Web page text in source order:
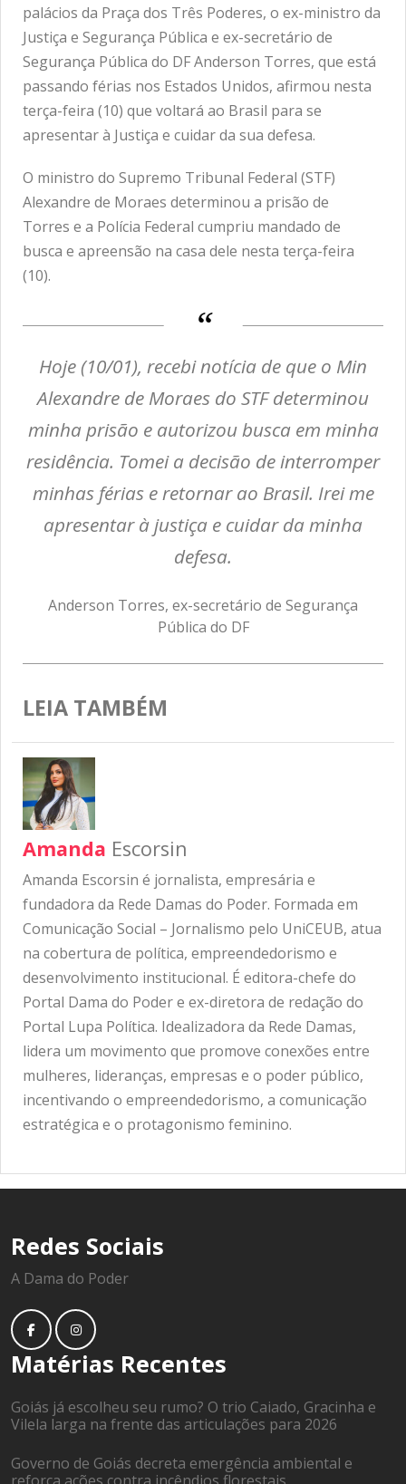
palácios da Praça dos Três Poderes, o ex-ministro da
Justiça e Segurança Pública e ex-secretário de
Segurança Pública do DF Anderson Torres, que está
passando férias nos Estados Unidos, afirmou nesta
terça-feira (10) que voltará ao Brasil para se
apresentar à Justiça e cuidar da sua defesa.
O ministro do Supremo Tribunal Federal (STF)
Alexandre de Moraes determinou a prisão de
Torres e a Polícia Federal cumpriu mandado de
busca e apreensão na casa dele nesta terça-feira
(10).
Hoje (10/01), recebi notícia de que o Min
Alexandre de Moraes do STF determinou
minha prisão e autorizou busca em minha
residência. Tomei a decisão de interromper
minhas férias e retornar ao Brasil. Irei me
apresentar à justiça e cuidar da minha
defesa.
Anderson Torres, ex-secretário de Segurança
Pública do DF
LEIA TAMBÉM
Amanda Escorsin
Amanda Escorsin é jornalista, empresária e
fundadora da Rede Damas do Poder. Formada em
Comunicação Social – Jornalismo pelo UniCEUB, atua
na cobertura de política, empreendedorismo e
desenvolvimento institucional. É editora-chefe do
Portal Dama do Poder e ex-diretora de redação do
Portal Lupa Política. Idealizadora da Rede Damas,
lidera um movimento que promove conexões entre
mulheres, lideranças, empresas e o poder público,
incentivando o empreendedorismo, a comunicação
estratégica e o protagonismo feminino.
Redes Sociais
A Dama do Poder
Matérias Recentes
Goiás já escolheu seu rumo? O trio Caiado, Gracinha e
Vilela larga na frente das articulações para 2026
Governo de Goiás decreta emergência ambiental e